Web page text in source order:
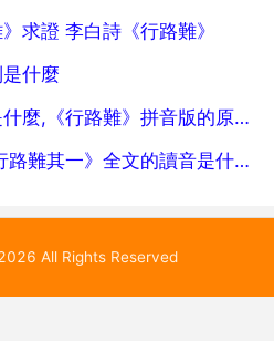
求證 李白詩《行路難》
什麼
《行路難》全文的拼音是什麼,《行路難》拼音版的原文是什麼？
行路難其一全詩拼音,《行路難其一》全文的讀音是什麼？
All Rights Reserved